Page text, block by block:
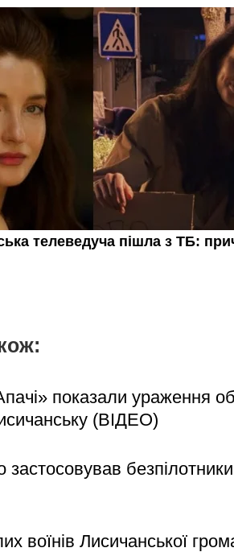
показали ураження
(ВІДЕО)
застосовував
воїнів Лисичанської